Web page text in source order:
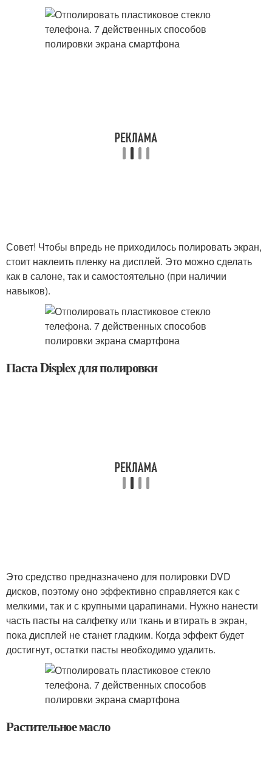
Совет! Чтобы впредь не приходилось полировать экран,
стоит наклеить пленку на дисплей. Это можно сделать
как в салоне, так и самостоятельно (при наличии
навыков).
Паста Displex для полировки
Это средство предназначено для полировки DVD
дисков, поэтому оно эффективно справляется как с
мелкими, так и с крупными царапинами. Нужно нанести
часть пасты на салфетку или ткань и втирать в экран,
пока дисплей не станет гладким. Когда эффект будет
достигнут, остатки пасты необходимо удалить.
Растительное масло